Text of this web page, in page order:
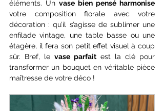
éléments. Un vase bien pensé harmonise
votre composition florale avec votre
décoration : qu’il s’agisse de sublimer une
enfilade vintage, une table basse ou une
étagère, il fera son petit effet visuel à coup
sûr. Bref, le vase parfait est la clé pour
transformer un bouquet en véritable pièce
maîtresse de votre déco !